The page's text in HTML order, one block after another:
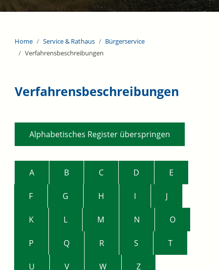
Home Service & Rathaus
Bürgerservice
Verfahrensbeschreibungen
Verfahrensbeschreibungen
Alphabetisches Register überspringen
A B C D E
F G H I J
K L M N O
P Q R S T
U V W Z